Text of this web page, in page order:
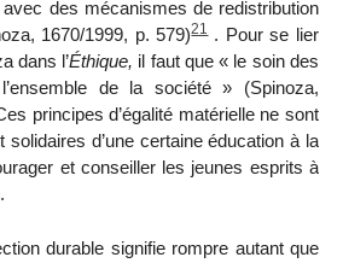
des mécanismes de redistribution
1670/1999, p. 579)21 . Pour se lier
dans l’Éthique, il faut que « le soin des
de la société » (Spinoza,
principes d’égalité matérielle ne sont
d’une certaine éducation à la
et conseiller les jeunes esprits à
durable signifie rompre autant que